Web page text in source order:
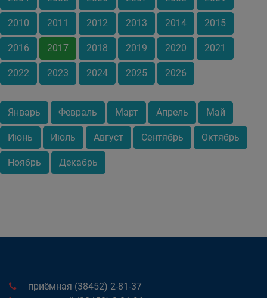
2010 2011 2012 2013 2014 2015
2016 2017 2018 2019 2020 2021
2022 2023 2024 2025 2026
Январь Февраль Март Апрель Май
Июнь Июль Август Сентябрь Октябрь
Ноябрь Декабрь
приёмная (38452) 2-81-37